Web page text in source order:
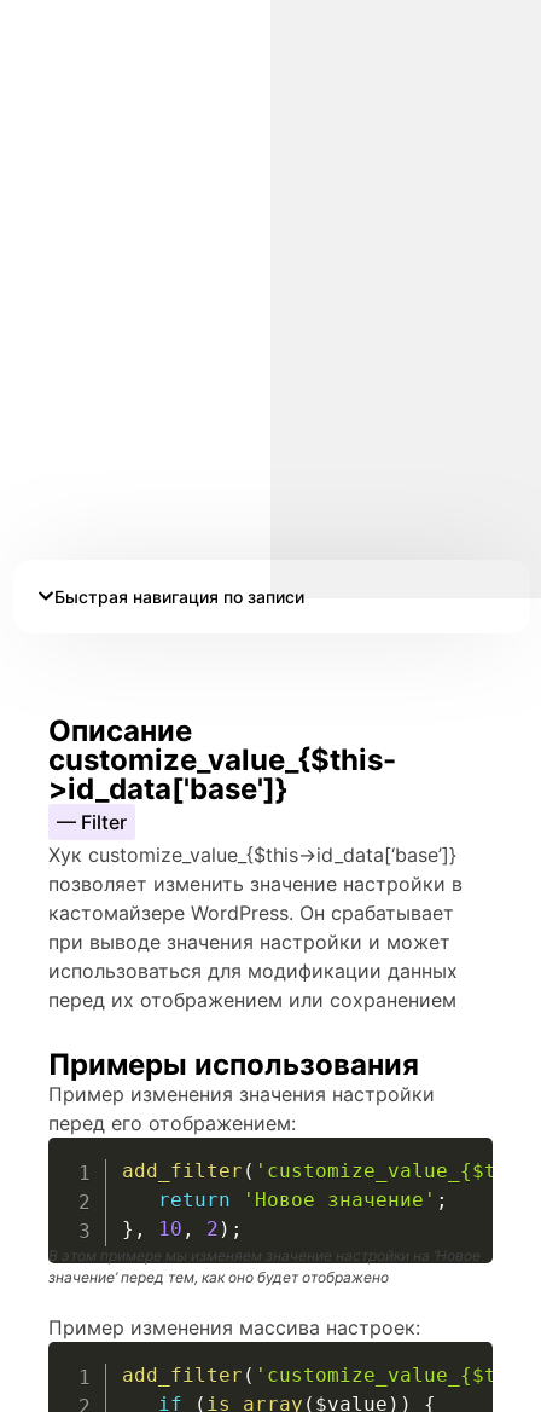
Быстрая навигация по записи
Описание
customize_value_{$this-
>id_data['base']}
— Filter
Хук customize_value_{$this->id_data[‘base’]}
позволяет изменить значение настройки в
кастомайзере WordPress. Он срабатывает
при выводе значения настройки и может
использоваться для модификации данных
перед их отображением или сохранением
Примеры использования
Пример изменения значения настройки
перед его отображением:
add_filter (
return
'Новое значение' ;
} , 10 , 2 ) ;
В этом примере мы изменяем значение настройки на ‘Новое
значение’ перед тем, как оно будет отображено
Пример изменения массива настроек:
add_filter (
if
( is_array ( $value ) ) {